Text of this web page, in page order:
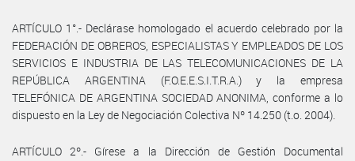
ARTÍCULO 1°.- Declárase homologado el acuerdo celebrado por la
FEDERACIÓN DE OBREROS, ESPECIALISTAS Y EMPLEADOS DE LOS
SERVICIOS E INDUSTRIA DE LAS TELECOMUNICACIONES DE LA
REPÚBLICA ARGENTINA (F.O.E.E.S.I.T.R.A.) y la empresa
TELEFÓNICA DE ARGENTINA SOCIEDAD ANONIMA, conforme a lo
dispuesto en la Ley de Negociación Colectiva Nº 14.250 (t.o. 2004).
ARTÍCULO 2º.- Gírese a la Dirección de Gestión Documental